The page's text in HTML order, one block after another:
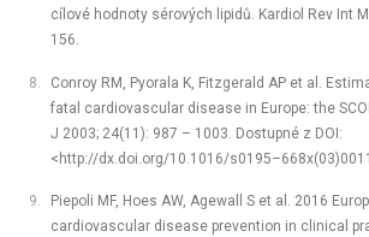
cílové hodnoty sérových lipidů. Kardiol Rev Int
156.
Conroy RM, Pyorala K, Fitzgerald AP et al.
fatal cardiovascular disease in Europe: the
J 2003; 24(11): 987 –⁠ 1003. Dostupné z DOI:
<http://dx.doi.org/10.1016/
Piepoli MF, Hoes AW, Agewall S et al. 2016
cardiovascular disease prevention in clinical